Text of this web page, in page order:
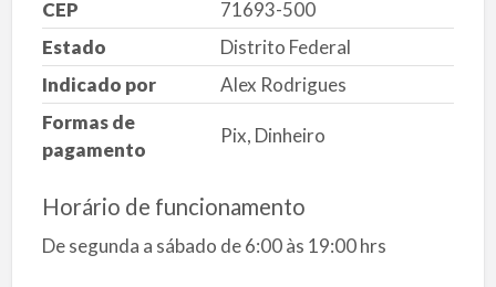
CEP
71693-500
Estado
Distrito Federal
Indicado por
Alex Rodrigues
Formas de
pagamento
Pix, Dinheiro
Horário de funcionamento
De segunda a sábado de 6:00 às 19:00 hrs